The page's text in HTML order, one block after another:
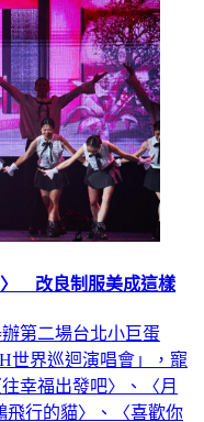
〉 改良制服美成這樣
第二場台北小巨蛋
世界巡迴演唱會」，寵
幸福出發吧〉、〈月
飛行的貓〉、〈喜歡你